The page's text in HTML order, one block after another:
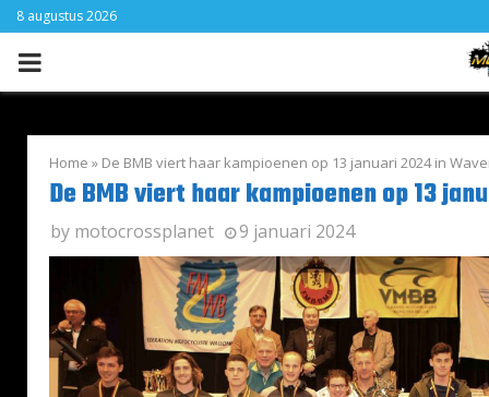
8 augustus 2026
PRIMARY
Home » De BMB viert haar kampioenen op 13 januari 2024 in
De BMB viert haar kampioenen op 13
by motocrossplanet 9 januari 2024